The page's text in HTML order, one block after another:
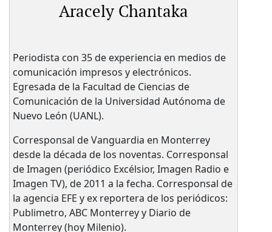
Aracely Chantaka
Periodista con 35 de experiencia en medios de
comunicación impresos y electrónicos.
Egresada de la Facultad de Ciencias de
Comunicación de la Universidad Autónoma de
Nuevo León (UANL).
Corresponsal de Vanguardia en Monterrey
desde la década de los noventas. Corresponsal
de Imagen (periódico Excélsior, Imagen Radio e
Imagen TV), de 2011 a la fecha. Corresponsal de
la agencia EFE y ex reportera de los periódicos:
Publimetro, ABC Monterrey y Diario de
Monterrey (hoy Milenio).